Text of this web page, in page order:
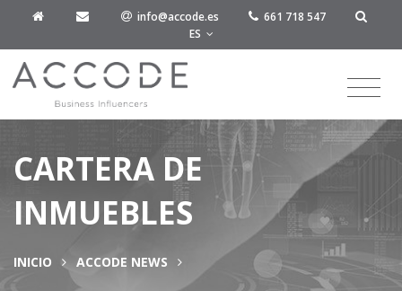
info@accode.es
661 718 547
ES
CARTERA DE
INMUEBLES
INICIO ACCODE NEWS